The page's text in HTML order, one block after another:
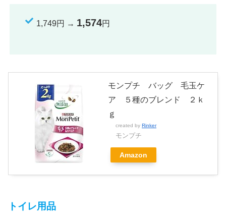
1,749円 → 1,574円
モンプチ バッグ 毛玉ケ
ア ５種のブレンド ２ｋ
ｇ
created by Rinker
モンプチ
Amazon
トイレ用品